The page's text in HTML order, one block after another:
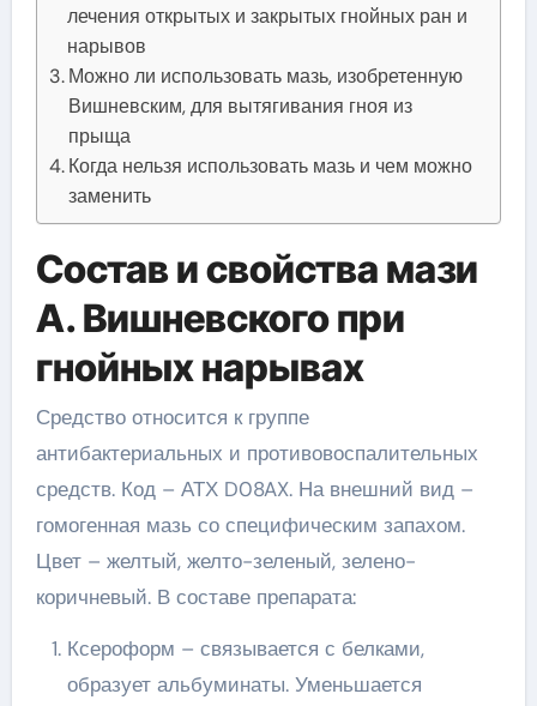
лечения открытых и закрытых гнойных ран и
нарывов
Можно ли использовать мазь, изобретенную
Вишневским, для вытягивания гноя из
прыща
Когда нельзя использовать мазь и чем можно
заменить
Состав и свойства мази
А. Вишневского при
гнойных нарывах
Средство относится к группе
антибактериальных и противовоспалительных
средств. Код – АТХ D08AX. На внешний вид –
гомогенная мазь со специфическим запахом.
Цвет – желтый, желто-зеленый, зелено-
коричневый. В составе препарата:
Ксероформ – связывается с белками,
образует альбуминаты. Уменьшается